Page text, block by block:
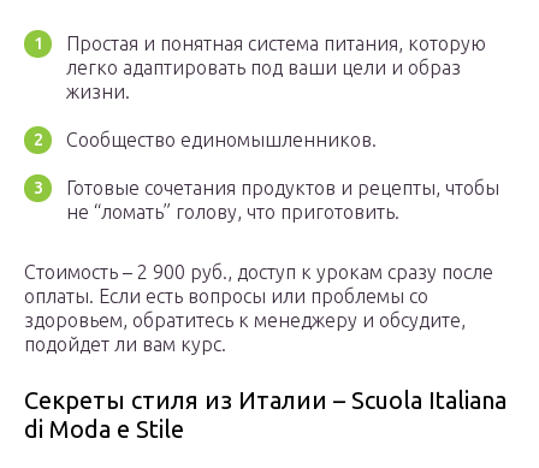
Простая и понятная система питания, которую
легко адаптировать под ваши цели и образ
жизни.
Сообщество единомышленников.
Готовые сочетания продуктов и рецепты, чтобы
не “ломать” голову, что приготовить.
Стоимость – 2 900 руб., доступ к урокам сразу после
оплаты. Если есть вопросы или проблемы со
здоровьем, обратитесь к менеджеру и обсудите,
подойдет ли вам курс.
Секреты стиля из Италии – Scuola Italiana
di Moda e Stile